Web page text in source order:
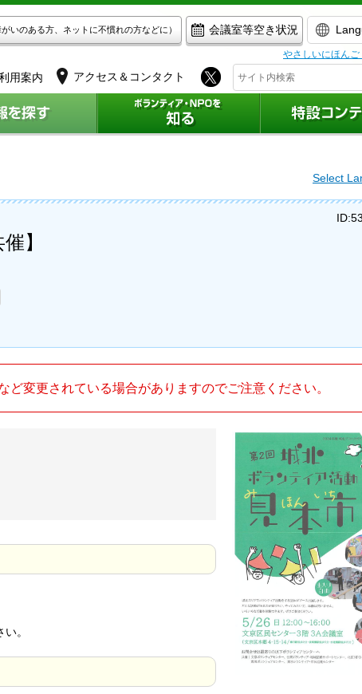
がいのある方、ネットに不慣れの方などに） 会議室等空き状況
やさしいにほん
用案内 アクセス＆コンタクト
Select
】
変更されている場合がありますのでご注意ください。
。